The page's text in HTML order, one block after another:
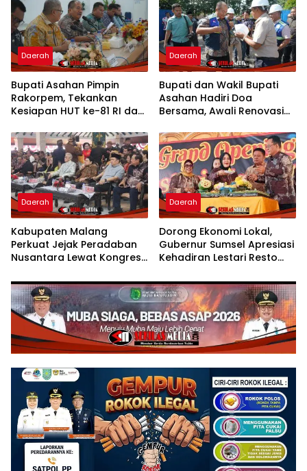
Daerah
Bupati Asahan Pimpin
Rakorpem, Tekankan
Kesiapan HUT ke-81 RI dan
Prioritas 2027
Daerah
Bupati dan Wakil Bupati
Asahan Hadiri Doa
Bersama, Awali Renovasi
Daerah
Kabupaten Malang
Perkuat Jejak Peradaban
Nusantara Lewat Kongres
Daerah
Dorong Ekonomi Lokal,
Gubernur Sumsel Apresiasi
Kehadiran Lestari Resto
Opening 50%